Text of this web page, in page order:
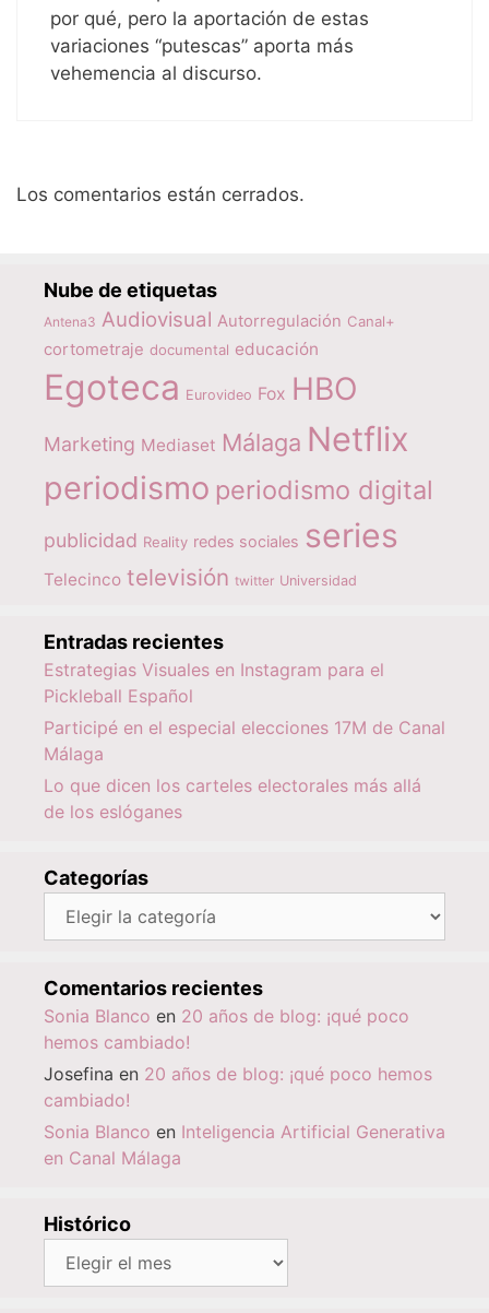
por qué, pero la aportación de estas
variaciones “putescas” aporta más
vehemencia al discurso.
Los comentarios están cerrados.
Nube de etiquetas
Antena3 Audiovisual Autorregulación Canal+
cortometraje documental educación
Egoteca Eurovideo Fox HBO
Marketing Mediaset Málaga Netflix
periodismo periodismo digital
publicidad Reality redes sociales series
Telecinco televisión twitter Universidad
Entradas recientes
Estrategias Visuales en Instagram para el
Pickleball Español
Participé en el especial elecciones 17M de Canal
Málaga
Lo que dicen los carteles electorales más allá
de los eslóganes
Categorías
Comentarios recientes
Sonia Blanco en 20 años de blog: ¡qué poco
hemos cambiado!
Josefina en 20 años de blog: ¡qué poco hemos
cambiado!
Sonia Blanco en Inteligencia Artificial Generativa
en Canal Málaga
Histórico